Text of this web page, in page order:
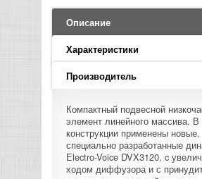
УСИЛИТЕЛИ
МИКШЕРЫ ЦИФРОВЫЕ
САБВУФЕРЫ ПАССИВНЫЕ
СЦЕНИЧЕСКИЕ
LED PAR
БАСОВЫЕ УСИЛИТЕЛИ И
ГИТАРНЫЕ
КЛАВИШНЫЕ КОМБО
СТОЙКИ ДЛЯ
ПРЕАМПЫ И
ПРОЦЕССОРЫ
ФЛЕЙТЫ
ПРОИГРЫВАТЕЛИ
ВИДЕО РЕКОРДЕРЫ
ВИДЕО КОНВЕРТЕРЫ
АКУСТИЧЕСКИЕ
ГРОМКОГОВОРИТЕЛИ
АНОНСЫ НОВИНОК
ИНФОРМАЦИЯ
О МАГАЗИНЕ
КАК КУПИТЬ
Описание
Характеристики
Производитель
Компактный подвесной
элемент линейного массива. В
конструкции применены новые,
специально разработанные
Electro-Voice DVX3120, c
ходом диффузора и с